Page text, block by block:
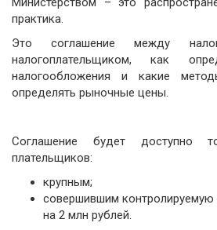
практика.
Это соглашение между
налогоплательщиком, как
налогообложения и какие
определять рыночные цены.
Соглашение будет доступно
плательщиков:
крупным;
совершившим
на 2 млн рублей.